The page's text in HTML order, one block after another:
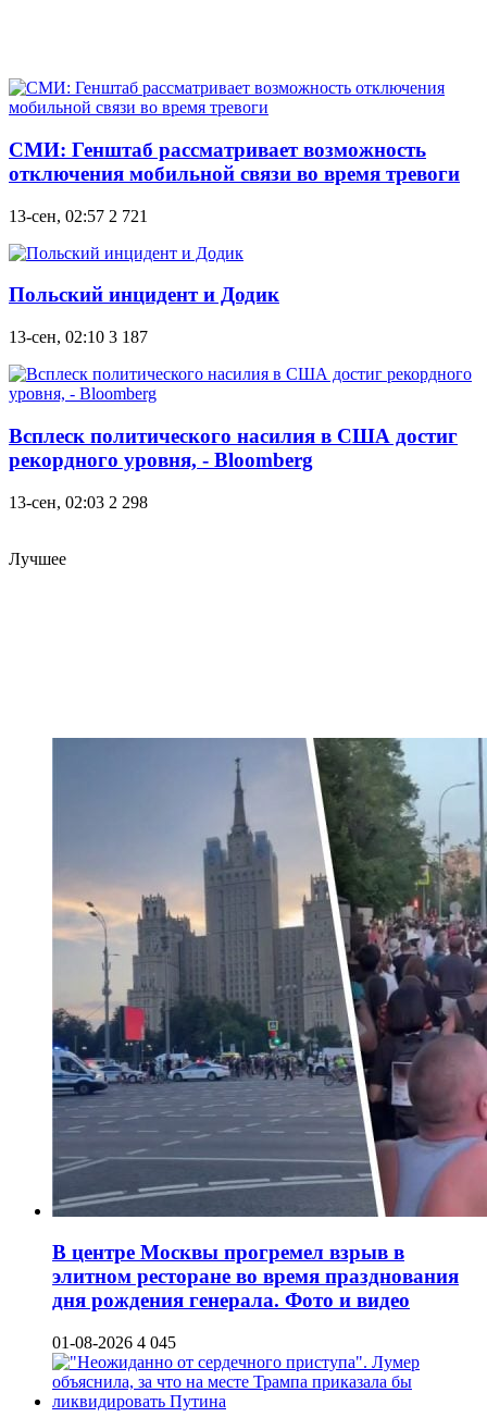
СМИ: Генштаб рассматривает возможность
отключения мобильной связи во время тревоги
13-сен, 02:57 2 721
Польский инцидент и Додик
13-сен, 02:10 3 187
Всплеск политического насилия в США достиг
рекордного уровня, - Bloomberg
13-сен, 02:03 2 298
Лучшее
В центре Москвы прогремел взрыв в
элитном ресторане во время празднования
дня рождения генерала. Фото и видео
01-08-2026 4 045